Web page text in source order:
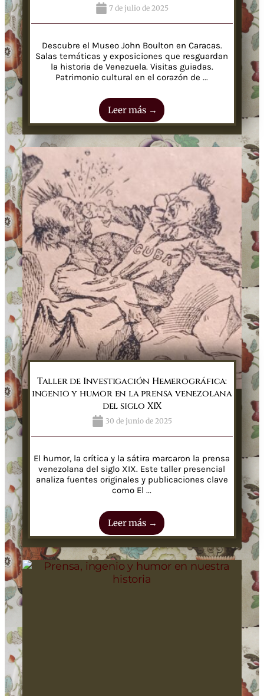
7 de julio de 2025
Descubre el Museo John Boulton en Caracas.
Salas temáticas y exposiciones que resguardan
la historia de Venezuela. Visitas guiadas.
Patrimonio cultural en el corazón de ...
Leer más →
Taller de Investigación Hemerográfica:
ingenio y humor en la prensa venezolana
del siglo XIX
30 de junio de 2025
El humor, la crítica y la sátira marcaron la prensa
venezolana del siglo XIX. Este taller presencial
analiza fuentes originales y publicaciones clave
como El ...
Leer más →